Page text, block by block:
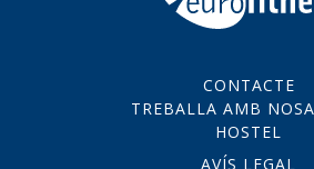
CONTACTE
TREBALLA AMB
HOSTEL
AVÍS LEGAL